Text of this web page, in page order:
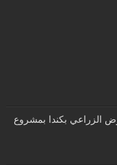
الزراعي بكندا بمشروع